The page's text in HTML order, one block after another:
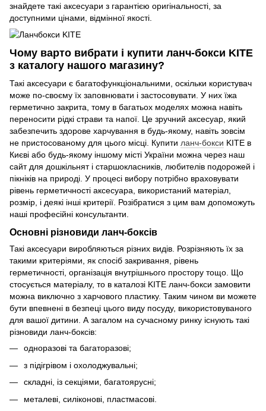
знайдете такі аксесуари з гарантією оригінальності, за
доступними цінами, відмінної якості.
Чому варто вибрати і купити ланч-бокси KITE
з каталогу нашого магазину?
Такі аксесуари є багатофункціональними, оскільки користувач
може по-своєму їх заповнювати і застосовувати. У них їжа
герметично закрита, тому в багатьох моделях можна навіть
переносити рідкі страви та напої. Це зручний аксесуар, який
забезпечить здорове харчування в будь-якому, навіть зовсім
не пристосованому для цього місці. Купити ланч-бокси KITE в
Києві або будь-якому іншому місті України можна через наш
сайт для дошкільнят і старшокласників, любителів подорожей і
пікніків на природі. У процесі вибору потрібно враховувати
рівень герметичності аксесуара, використаний матеріал,
розмір, і деякі інші критерії. Розібратися з цим вам допоможуть
наші професійні консультанти.
Основні різновиди ланч-боксів
Такі аксесуари виробляються різних видів. Розрізняють їх за
такими критеріями, як спосіб закривання, рівень
герметичності, організація внутрішнього простору тощо. Що
стосується матеріалу, то в каталозі KITE ланч-бокси замовити
можна виключно з харчового пластику. Таким чином ви можете
бути впевнені в безпеці цього виду посуду, використовуваного
для вашої дитини. А загалом на сучасному ринку існують такі
різновиди ланч-боксів:
одноразові та багаторазові;
з підігрівом і охолоджувальні;
складні, із секціями, багатоярусні;
металеві, силіконові, пластмасові.